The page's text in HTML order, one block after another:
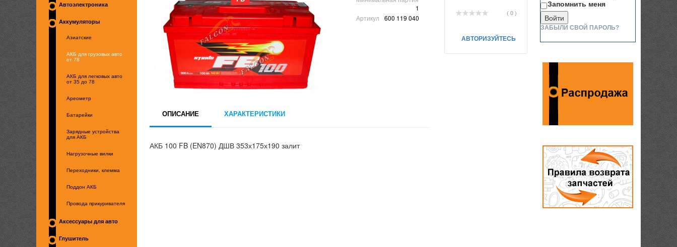
Автоэлектроника
Аккумуляторы
Азиатские
АКБ для грузовых авто
от 78
АКБ для легковых авто
от 35 до 78
Ареометр
Батарейки
Зарядные устройства
для АКБ
Нагрузочные вилки
Переходники, клемма
Поддон АКБ
Провода прикуривателя
Аксессуары для авто
Глушитель
1
Артикул
600 119 040
( 0 )
АВТОРИЗУЙТЕСЬ
ОПИСАНИЕ ХАРАКТЕРИСТИКИ
АКБ 100 FB (EN870) ДШВ 353х175х190 залит
Запомнить меня
ЗАБЫЛИ СВОЙ ПАРОЛЬ?